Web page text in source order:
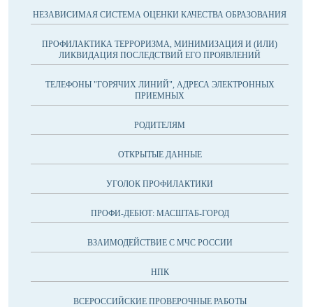
НЕЗАВИСИМАЯ СИСТЕМА ОЦЕНКИ КАЧЕСТВА ОБРАЗОВАНИЯ
ПРОФИЛАКТИКА ТЕРРОРИЗМА, МИНИМИЗАЦИЯ И (ИЛИ)
ЛИКВИДАЦИЯ ПОСЛЕДСТВИЙ ЕГО ПРОЯВЛЕНИЙ
ТЕЛЕФОНЫ "ГОРЯЧИХ ЛИНИЙ", АДРЕСА ЭЛЕКТРОННЫХ
ПРИЕМНЫХ
РОДИТЕЛЯМ
ОТКРЫТЫЕ ДАННЫЕ
УГОЛОК ПРОФИЛАКТИКИ
ПРОФИ-ДЕБЮТ: МАСШТАБ-ГОРОД
ВЗАИМОДЕЙСТВИЕ С МЧС РОССИИ
НПК
ВСЕРОССИЙСКИЕ ПРОВЕРОЧНЫЕ РАБОТЫ